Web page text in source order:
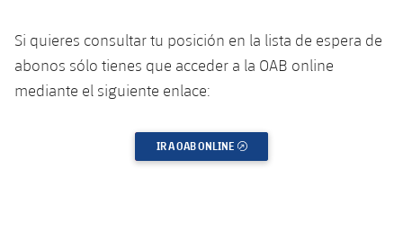
Si quieres consultar tu posición en la lista de espera de
abonos sólo tienes que acceder a la OAB online
mediante el siguiente enlace:
IR A OAB ONLINE ENLACE EXTERNO